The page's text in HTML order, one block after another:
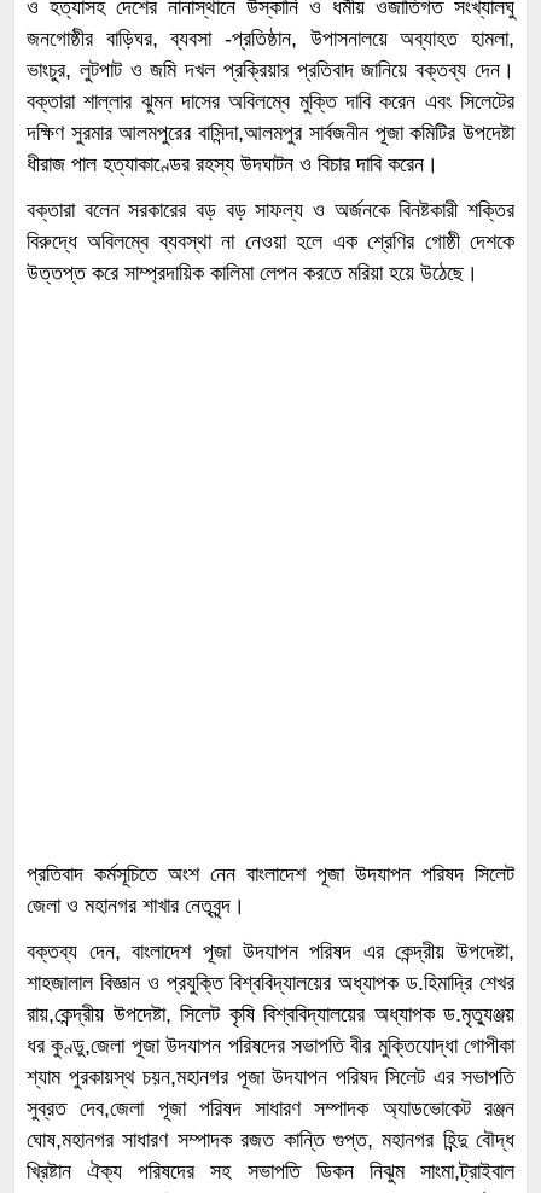
ও হত্যাসহ দেশের নানাস্থানে উস্কানি ও ধর্মীয় ওজাতিগত সংখ্যালঘু
জনগোষ্ঠীর বাড়িঘর, ব্যবসা -প্রতিষ্ঠান, উপাসনালয়ে অব্যাহত হামলা,
ভাংচুর, লুটপাট ও জমি দখল প্রক্রিয়ার প্রতিবাদ জানিয়ে বক্তব্য দেন।
বক্তারা শাল্লার ঝুমন দাসের অবিলম্বে মুক্তি দাবি করেন এবং সিলেটের
দক্ষিণ সুরমার আলমপুরের বাসিন্দা,আলমপুর সার্বজনীন পূজা কমিটির উপদেষ্টা
ধীরাজ পাল হত্যাকাণ্ডের রহস্য উদঘাটন ও বিচার দাবি করেন।
বক্তারা বলেন সরকারের বড় বড় সাফল্য ও অর্জনকে বিনষ্টকারী শক্তির
বিরুদ্ধে অবিলম্বে ব্যবস্থা না নেওয়া হলে এক শ্রেণির গোষ্ঠী দেশকে
উত্তপ্ত করে সাম্প্রদায়িক কালিমা লেপন করতে মরিয়া হয়ে উঠেছে।
প্রতিবাদ কর্মসূচিতে অংশ নেন বাংলাদেশ পূজা উদযাপন পরিষদ সিলেট
জেলা ও মহানগর শাখার নেতৃবৃন্দ।
বক্তব্য দেন, বাংলাদেশ পূজা উদযাপন পরিষদ এর কেন্দ্রীয় উপদেষ্টা,
শাহজালাল বিজ্ঞান ও প্রযুক্তি বিশ্ববিদ্যালয়ের অধ্যাপক ড.হিমাদ্রি শেখর
রায়,কেন্দ্রীয় উপদেষ্টা, সিলেট কৃষি বিশ্ববিদ্যালয়ের অধ্যাপক ড.মৃত্যুঞ্জয়
ধর কুণ্ডু,জেলা পূজা উদযাপন পরিষদের সভাপতি বীর মুক্তিযোদ্ধা গোপীকা
শ্যাম পুরকায়স্থ চয়ন,মহানগর পূজা উদযাপন পরিষদ সিলেট এর সভাপতি
সুব্রত দেব,জেলা পূজা পরিষদ সাধারণ সম্পাদক অ্যাডভোকেট রঞ্জন
ঘোষ,মহানগর সাধারণ সম্পাদক রজত কান্তি গুপ্ত, মহানগর হিন্দু বৌদ্ধ
খ্রিষ্টান ঐক্য পরিষদের সহ সভাপতি ডিকন নিঝুম সাংমা,ট্রাইবাল